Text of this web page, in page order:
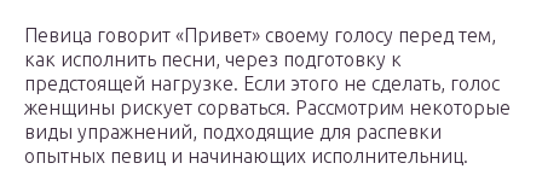
Певица говорит «Привет» своему голосу перед тем,
как исполнить песни, через подготовку к
предстоящей нагрузке. Если этого не сделать, голос
женщины рискует сорваться. Рассмотрим некоторые
виды упражнений, подходящие для распевки
опытных певиц и начинающих исполнительниц.